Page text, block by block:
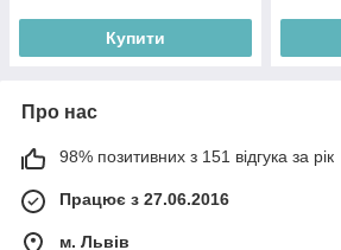
Купити
Про нас
98% позитивних з 151 відгука за рік
Працює з 27.06.2016
м. Львів